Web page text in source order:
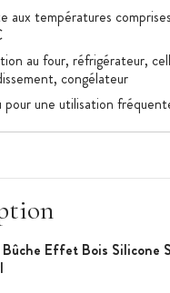
aux températures
au four, réfrigérateur,
congélateur
pour une utilisation
Bûche Effet Bois Silicone